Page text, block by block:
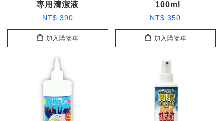
專用清潔液
NT$ 390
加入購物車
_100ml
NT$ 350
加入購物車